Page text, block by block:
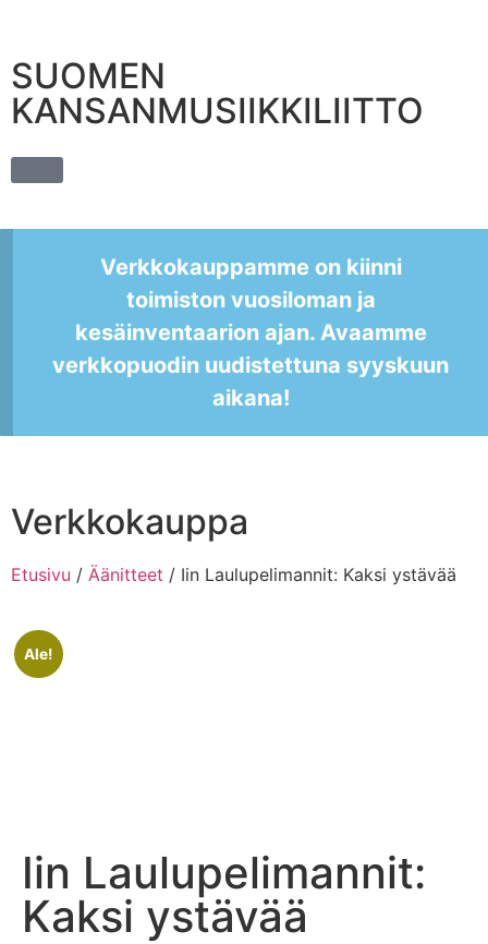
SUOMEN
KANSANMUSIIKKILIITTO
Verkkokauppamme on kiinni
toimiston vuosiloman ja
kesäinventaarion ajan. Avaamme
verkkopuodin uudistettuna syyskuun
aikana!
Verkkokauppa
Etusivu / Äänitteet / Iin Laulupelimannit: Kaksi ystävää
Ale!
Iin Laulupelimannit:
Kaksi ystävää